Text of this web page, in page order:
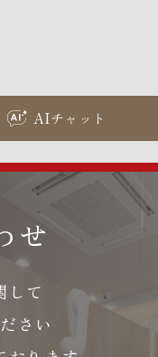
AIチャット
せ
して
さい